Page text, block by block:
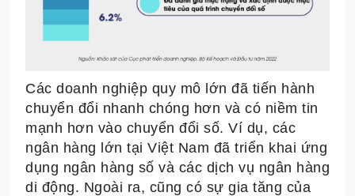
Các doanh nghiệp quy mô lớn đã tiến hành
chuyển đổi nhanh chóng hơn và có niềm tin
mạnh hơn vào chuyển đổi số. Ví dụ, các
ngân hàng lớn tại Việt Nam đã triển khai ứng
dụng ngân hàng số và các dịch vụ ngân hàng
di động. Ngoài ra, cũng có sự gia tăng của